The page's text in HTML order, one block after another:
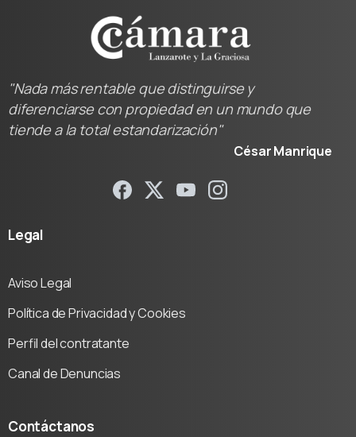
"Nada más rentable que distinguirse y
diferenciarse con propiedad en un mundo que
tiende a la total estandarización"
César Manrique
Legal
Aviso Legal
Política de Privacidad y Cookies
Perfil del contratante
Canal de Denuncias
Contáctanos